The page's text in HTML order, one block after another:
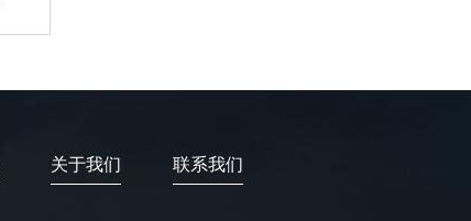
关于我们 联系我们